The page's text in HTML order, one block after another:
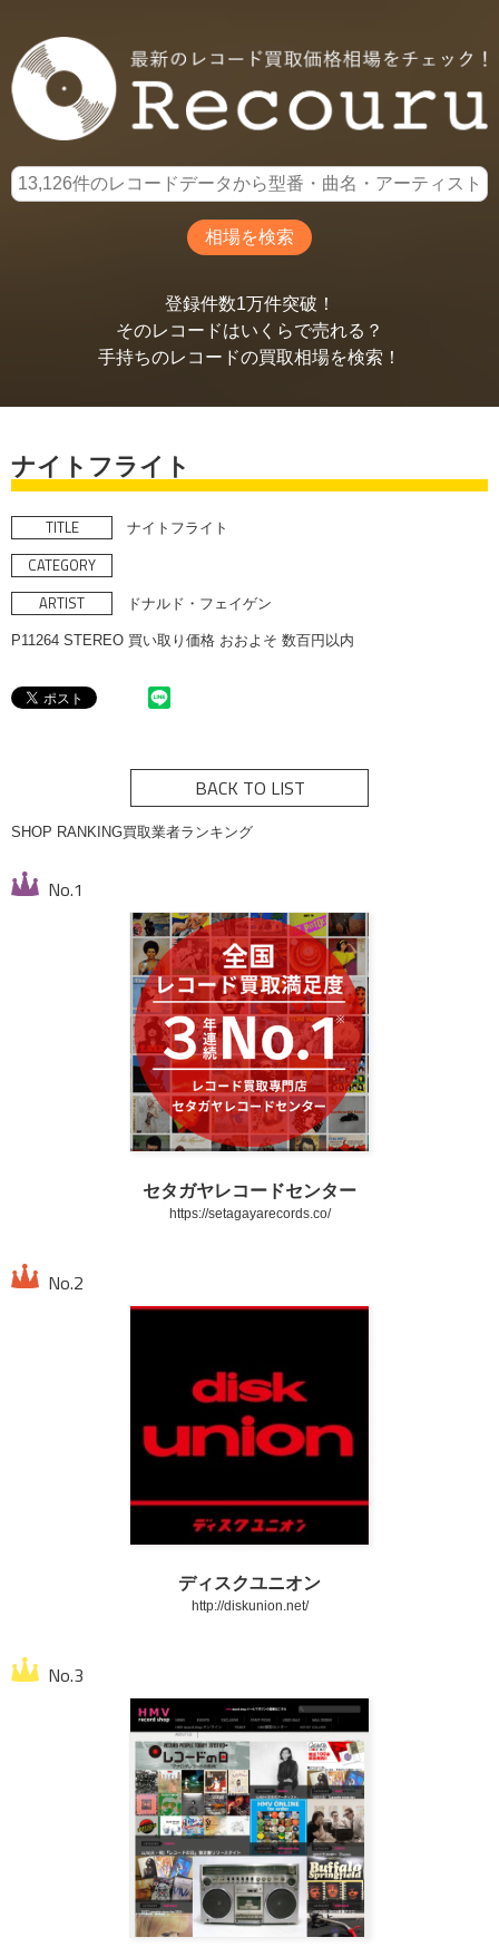
登録件数1万件突破！
そのレコードはいくらで売れる？
手持ちのレコードの買取相場を検索！
ナイトフライト
TITLE ナイトフライト
CATEGORY
ARTIST
ドナルド・フェイゲン
P11264 STEREO 買い取り価格 おおよそ 数百円以内
BACK TO LIST
SHOP RANKING買取業者ランキング
セタガヤレコードセンター
https://setagayarecords.co/
ディスクユニオン
http://diskunion.net/